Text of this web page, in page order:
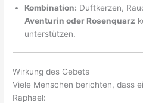
Kombination: Duftkerzen,
Aventurin oder Rosenquarz
unterstützen.
Wirkung des Gebets
Viele Menschen berichten, dass
Raphael: